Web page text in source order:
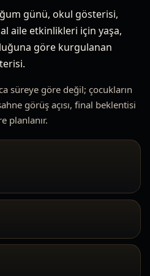
günü, okul gösterisi,
aile etkinlikleri için yaşa,
göre kurgulanan
süreye göre değil; çocukların
görüş açısı, final beklentisi
planlanır.